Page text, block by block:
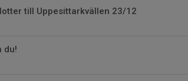
till Uppesittarkvällen 23/12
du!